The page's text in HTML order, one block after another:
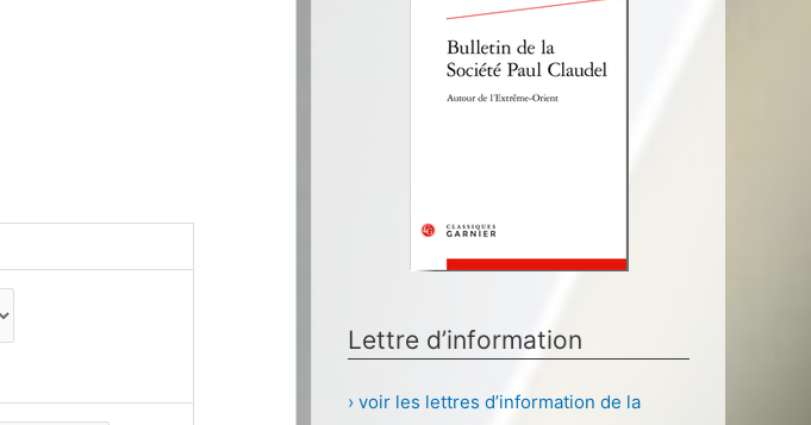
Lettre d’information
› voir les lettres d’information de la